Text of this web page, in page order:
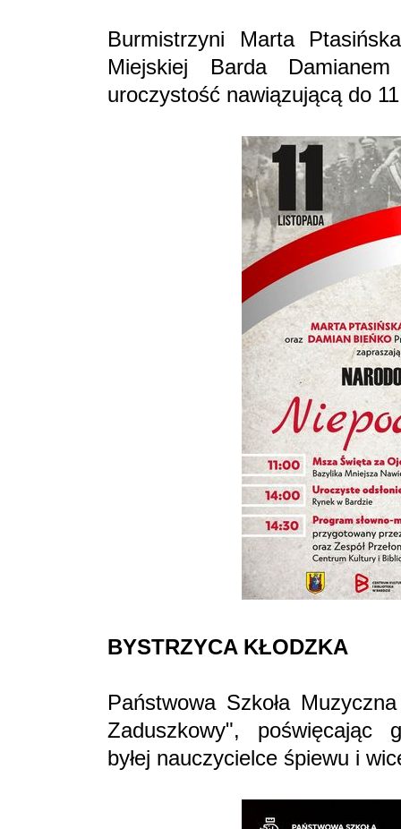
Burmistrzyni Marta
Miejskiej Barda
uroczystość nawiązującą do
BYSTRZYCA KŁODZKA
Państwowa Szkoła
Zaduszkowy", poświęcając
byłej nauczycielce śpiewu i